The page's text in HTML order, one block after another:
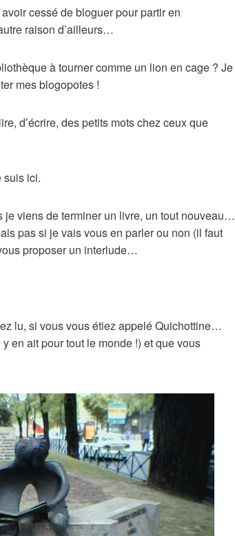
cessé de bloguer pour partir en
raison d’ailleurs…
à tourner comme un lion en cage ? Je
mes blogopotes !
d’écrire, des petits mots chez ceux que
suis ici.
je viens de terminer un livre, un tout nouveau…
pas si je vais vous en parler ou non (il faut
proposer un interlude…
lu, si vous vous étiez appelé Quichottine…
en ait pour tout le monde !) et que vous